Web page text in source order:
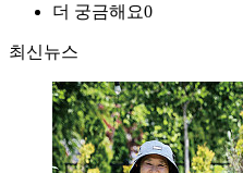
더 궁금해요0
최신뉴스